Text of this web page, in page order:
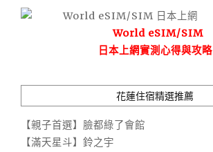
World eSIM/SIM
日本上網實測心得與攻略
花蓮住宿精選推薦
【親子首選】臉都綠了會館
【滿天星斗】鈴之宇